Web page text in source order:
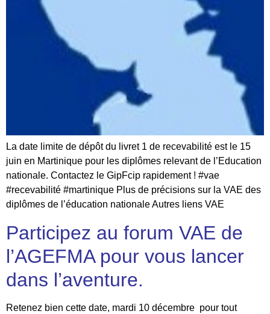
La date limite de dépôt du livret 1 de recevabilité est le 15
juin en Martinique pour les diplômes relevant de l’Education
nationale. Contactez le GipFcip rapidement ! #vae
#recevabilité #martinique Plus de précisions sur la VAE des
diplômes de l’éducation nationale Autres liens VAE
Participez au forum VAE de
l’AGEFMA pour vous lancer
dans l’aventure.
Retenez bien cette date, mardi 10 décembre pour tout